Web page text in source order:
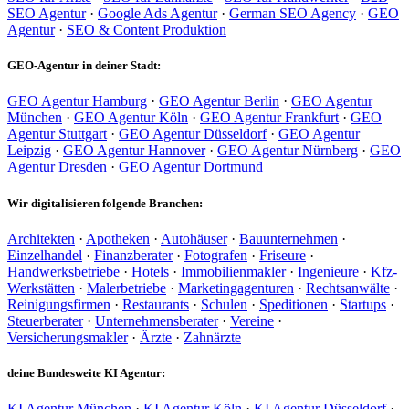
SEO Agentur· Google Ads Agentur· German SEO Agency · GEO
Agentur· SEO & Content Produktion
GEO-Agentur in deiner Stadt:
GEO Agentur Hamburg · GEO Agentur Berlin · GEO Agentur
München · GEO Agentur Köln · GEO Agentur Frankfurt· GEO
Agentur Stuttgart· GEO Agentur Düsseldorf· GEO Agentur
Leipzig · GEO Agentur Hannover· GEO Agentur Nürnberg · GEO
Agentur Dresden · GEO Agentur Dortmund
Wir digitalisieren folgende Branchen:
Architekten · Apotheken · Autohäuser· Bauunternehmen ·
Einzelhandel · Finanzberater· Fotografen · Friseure ·
Handwerksbetriebe · Hotels · Immobilienmakler· Ingenieure · Kfz-
Werkstätten · Malerbetriebe · Marketingagenturen · Rechtsanwälte ·
Reinigungsfirmen · Restaurants · Schulen · Speditionen · Startups ·
Steuerberater· Unternehmensberater· Vereine ·
Versicherungsmakler· Ärzte · Zahnärzte
deine Bundesweite KI Agentur: